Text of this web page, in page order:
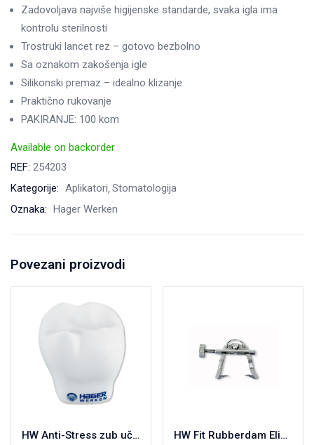
Zadovoljava najviše higijenske standarde, svaka igla ima
kontrolu sterilnosti
Trostruki lancet rez – gotovo bezbolno
Sa oznakom zakošenja igle
Silikonski premaz – idealno klizanje
Praktično rukovanje
PAKIRANJE: 100 kom
Available on backorder
REF: 254203
Kategorije: Aplikatori Stomatologija
Oznaka: Hager Werken
Povezani proizvodi
HW Anti-Stress zub učinkovita pomoć za opuštanje HW Fit Rubberdam Eliot Separator, za kratkotrajno širenje interdentalnog prostora